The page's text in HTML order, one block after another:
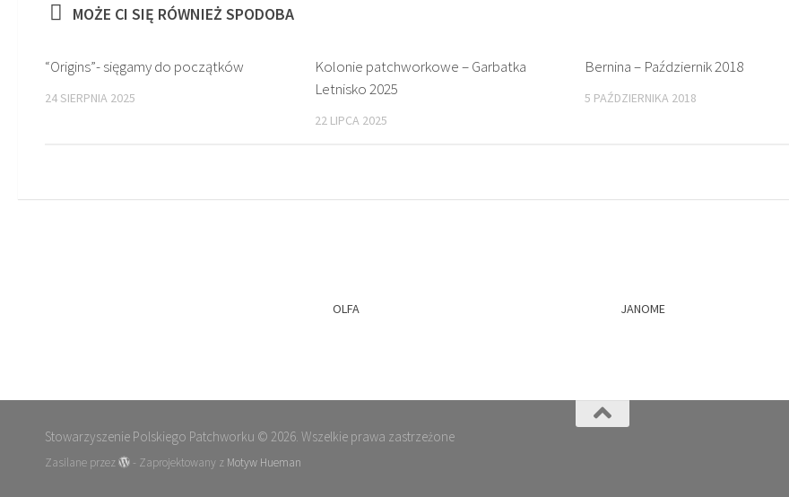
MOŻE CI SIĘ RÓWNIEŻ SPODOBA
“Origins”- sięgamy do początków
24 SIERPNIA 2025
Kolonie patchworkowe – Garbatka
Letnisko 2025
22 LIPCA 2025
Bernina – Październik 2018
5 PAŹDZIERNIKA 2018
OLFA JANOME
Stowarzyszenie Polskiego Patchworku © 2026. Wszelkie prawa zastrzeżone
Zasilane przez - Zaprojektowany z Motyw Hueman